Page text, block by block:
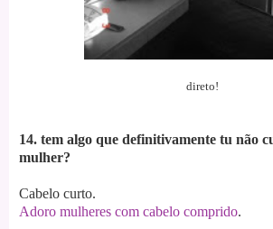
direto!
14. tem algo que definitivamente tu não
mulher?
Cabelo curto.
Adoro mulheres com cabelo comprido.